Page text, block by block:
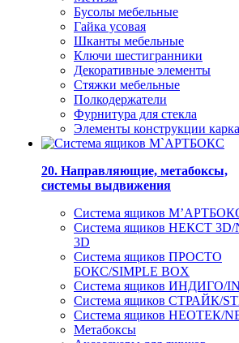
Бусолы мебельные
Гайка усовая
Шканты мебельные
Ключи шестигранники
Декоративные элементы
Стяжки мебельные
Полкодержатели
Фурнитура для стекла
Элементы конструкции
20. Направляющие, метабоксы,
системы выдвижения
Система ящиков
Система ящиков НЕКСТ 3D/
3D
Система ящиков ПРОСТО
БОКС/SIMPLE BOX
Система ящиков ИНДИГО/
Система ящиков СТРАЙК/
Система ящиков НЕОТЕК/
Метабоксы